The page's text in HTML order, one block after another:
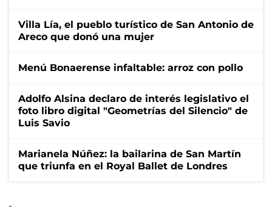
Villa Lía, el pueblo turístico de San Antonio de
Areco que donó una mujer
Menú Bonaerense infaltable: arroz con pollo
Adolfo Alsina declaro de interés legislativo el
foto libro digital "Geometrías del Silencio" de
Luis Savio
Marianela Núñez: la bailarina de San Martín
que triunfa en el Royal Ballet de Londres